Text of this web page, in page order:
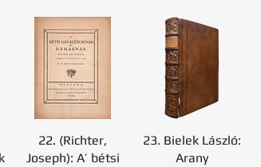
22. (Richter,
Joseph): A’ bétsi
23. Bielek László:
Arany